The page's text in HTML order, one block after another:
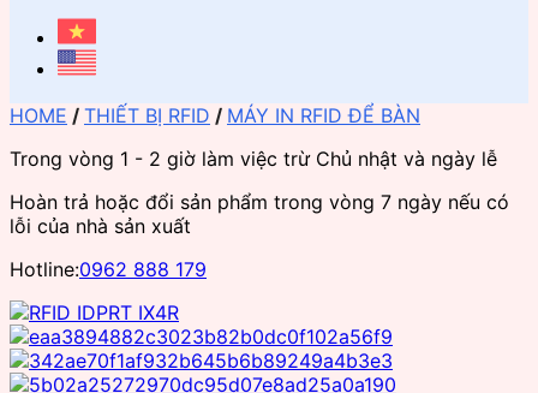
HOME / THIẾT BỊ RFID / MÁY IN RFID ĐỂ BÀN
Trong vòng 1 - 2 giờ làm việc trừ Chủ nhật và ngày lễ
Hoàn trả hoặc đổi sản phẩm trong vòng 7 ngày nếu có
lỗi của nhà sản xuất
Hotline:0962 888 179